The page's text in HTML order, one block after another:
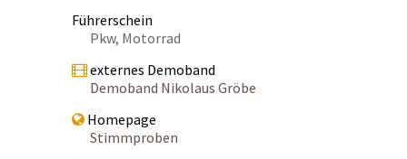
Führerschein
Pkw, Motorrad
externes Demoband
Demoband Nikolaus Gröbe
Homepage
Stimmproben